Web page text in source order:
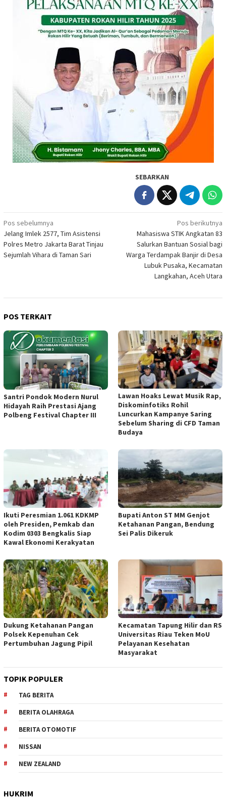
SEBARKAN
Navigasi
pos
Pos sebelumnya
Jelang Imlek 2577, Tim Asistensi
Polres Metro Jakarta Barat Tinjau
Sejumlah Vihara di Taman Sari
Pos berikutnya
Mahasiswa STIK Angkatan 83
Salurkan Bantuan Sosial bagi
Warga Terdampak Banjir di Desa
Lubuk Pusaka, Kecamatan
Langkahan, Aceh Utara
POS TERKAIT
Santri Pondok Modern Nurul
Hidayah Raih Prestasi Ajang
Polbeng Festival Chapter III
Lawan Hoaks Lewat Musik Rap,
Diskominfotiks Rohil
Luncurkan Kampanye Saring
Sebelum Sharing di CFD Taman
Budaya
Ikuti Peresmian 1.061 KDKMP
oleh Presiden, Pemkab dan
Kodim 0303 Bengkalis Siap
Kawal Ekonomi Kerakyatan
Bupati Anton ST MM Genjot
Ketahanan Pangan, Bendung
Sei Palis Dikeruk
Dukung Ketahanan Pangan
Polsek Kepenuhan Cek
Pertumbuhan Jagung Pipil
Kecamatan Tapung Hilir dan RS
Universitas Riau Teken MoU
Pelayanan Kesehatan
Masyarakat
TOPIK POPULER
TAG BERITA
BERITA OLAHRAGA
BERITA OTOMOTIF
NISSAN
NEW ZEALAND
HUKRIM